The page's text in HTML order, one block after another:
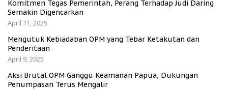
Komitmen Tegas Pemerintah, Perang Terhadap Judi Daring
Semakin Digencarkan
April 11, 2025
Mengutuk Kebiadaban OPM yang Tebar Ketakutan dan
Penderitaan
April 9, 2025
Aksi Brutal OPM Ganggu Keamanan Papua, Dukungan
Penumpasan Terus Mengalir